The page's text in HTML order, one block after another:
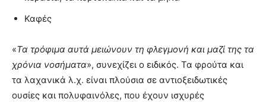
Καφές
«Τα τρόφιμα αυτά μειώνουν τη φλεγμονή και μαζί της τα
χρόνια νοσήματα», συνεχίζει ο ειδικός. Τα φρούτα και
τα λαχανικά λ.χ. είναι πλούσια σε αντιοξειδωτικές
ουσίες και πολυφαινόλες, που έχουν ισχυρές